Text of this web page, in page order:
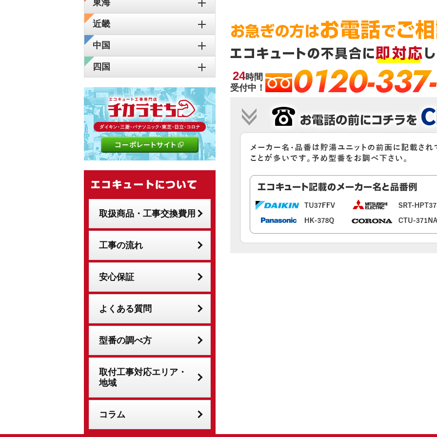
24時間
受付中！
0120-
東海
近畿
中国
四国
取扱商品・工事交換費用
工事の流れ
安心保証
よくある質問
型番の調べ方
取付工事対応エリア・
地域
コラム